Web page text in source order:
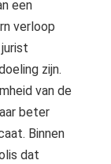
een
verloop
zijn.
van de
beter
Binnen
dat